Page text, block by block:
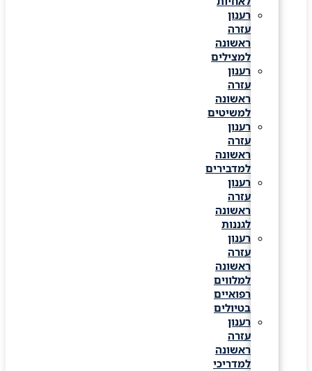
רענון
עזרה
ראשונה
למצילים
רענון
עזרה
ראשונה
למשיטים
רענון
עזרה
ראשונה
למדבירים
רענון
עזרה
ראשונה
לגננות
רענון
עזרה
ראשונה
למלווים
רפואיים
בטיולים
רענון
עזרה
ראשונה
למדריכי